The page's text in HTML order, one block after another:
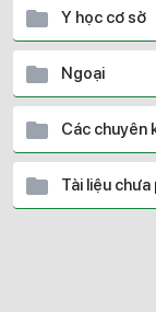
Y học cơ sở
Ngoại
Các chuyên
Tài liệu